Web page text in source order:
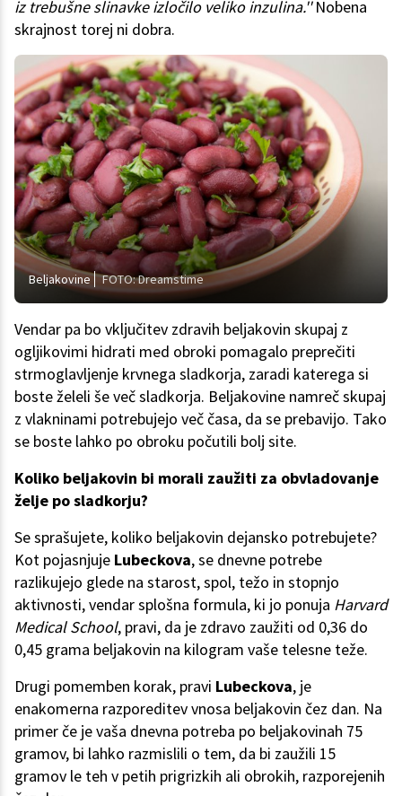
iz trebušne slinavke izločilo veliko inzulina.''Nobena
skrajnost torej ni dobra.
Beljakovine FOTO: Dreamstime
Vendar pa bo vključitev zdravih beljakovin skupaj z
ogljikovimi hidrati med obroki pomagalo preprečiti
strmoglavljenje krvnega sladkorja, zaradi katerega si
boste želeli še več sladkorja. Beljakovine namreč skupaj
z vlakninami potrebujejo več časa, da se prebavijo. Tako
se boste lahko po obroku počutili bolj site.
Koliko beljakovin bi morali zaužiti za obvladovanje
želje po sladkorju?
Se sprašujete, koliko beljakovin dejansko potrebujete?
Kot pojasnjuje Lubeckova, se dnevne potrebe
razlikujejo glede na starost, spol, težo in stopnjo
aktivnosti, vendar splošna formula, ki jo ponuja Harvard
Medical School, pravi, da je zdravo zaužiti od 0,36 do
0,45 grama beljakovin na kilogram vaše telesne teže.
Drugi pomemben korak, pravi Lubeckova, je
enakomerna razporeditev vnosa beljakovin čez dan. Na
primer če je vaša dnevna potreba po beljakovinah 75
gramov, bi lahko razmislili o tem, da bi zaužili 15
gramov le teh v petih prigrizkih ali obrokih, razporejenih